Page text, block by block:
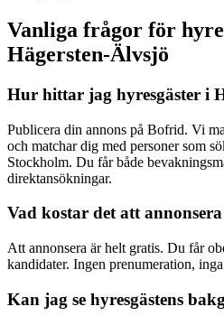
Vanliga frågor för
Hägersten-Älvsjö
Hur hittar jag hyresgäster i
Publicera din annons på Bofrid. Vi
och matchar dig med personer som
Stockholm. Du får både
direktansökningar.
Vad kostar det att
Att annonsera är helt gratis. Du får
kandidater. Ingen prenumeration,
Kan jag se hyresgästens